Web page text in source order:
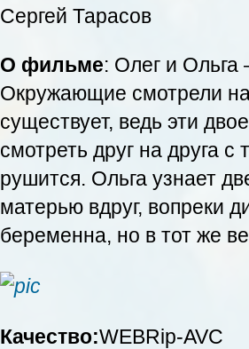
Сергей Тарасов
О фильме: Олег и
Окружающие смотрели
существует, ведь эти
смотреть друг на друга
рушится. Ольга узнает
матерью вдруг, вопреки
беременна, но в тот же
Качество:WEBRip-AVC